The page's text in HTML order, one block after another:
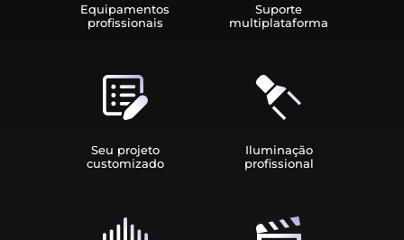
Equipamen­tos
profissionais
Suporte
multiplata­forma
Seu projeto
customizado
Iluminação
profissional